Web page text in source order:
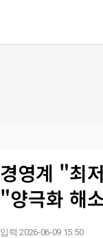
경영계 "최
"양극화 해
입력 2026-06-09 15:50